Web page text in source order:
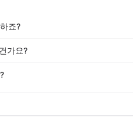
죠?
요?
나요?